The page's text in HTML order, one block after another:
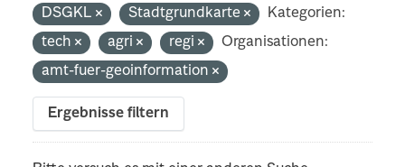
DSGKL
Stadtgrundkarte
Kategorien:
tech
agri regi
Organisationen:
amt-fuer-geoinformation
Ergebnisse filtern